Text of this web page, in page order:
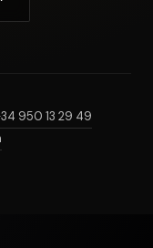
950 13 29 49